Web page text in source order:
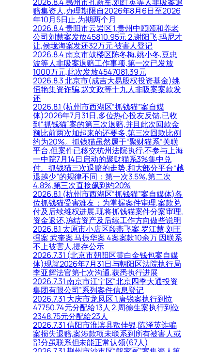
赔集资人,办理期限自2026年8月6日至2026
年10月5日止,为期两个月
2026.8.4 贵阳市云岩区 1.贵州中颐颐和养老
公司刘慧案发放45810.95元 2.谢阳飞,玛尼才
让,侯垅海案发还32万元 被害人登记
2026.8.4 南京市鼓楼区陈冬梅,姚小冬,豆忠
波等人非吸案退赔工作事项,第一次已发放
1000万元,此次发放4547081.39元
2026.8.3 北京市(成吉大易股权投资基金)姚
恒艳集资诈骗,赵文政等十九人非吸案案款发
还
2026.8.1 (杭州市西湖区“抓钱猫”案自媒
体)2026年7月31日,多位热心投友反馈,已收
到“抓钱猫”案的第三次退赔,并且此次回款金
额比前两次加起来的还要多,第三次回款比例
约为20%。抓钱猫虽然属于“聚财猫系”关联
平台,但案件已移交杭州法院执行,不参与上海
一中院7月14日启动的聚财猫系3%集中兑
付。抓钱猫三次退赔的走势,和大部分平台“越
退越少”的规律不同：第一次3.5%,第二次
4.8%,第三次直接飙到约20%
2026.8.1 (杭州市西湖区“抓钱猫”案自媒体)各
位抓钱猫受害难友：为掌握案件审理,案款兑
付及后续维权进展,现将抓钱猫案件分案审理,
资金返还,冻结资产及后续工作方向做些说明
2026.8.1 太原市小店区段燕飞案 罗江慧,刘王
强案 武奎案 马振华案 4案案款10余万 因联系
不上被害人,提存公示
2026.7.31 (北京市朝阳区黄白金钱包案自媒
体)现就2026年7月31日与朝阳区法院执行局
李亚辉法官第七次沟通,获悉执行进展
2026.7.31 南京市江宁区“北京四季大通投资
集团有限公司”系列案件信息登记
2026.7.31 大庆市龙凤区 1.唐锐案执行到位
47750.74元分配给13人 2.周德生案执行到位
2348.75元分配给23人
2026.7.31 信阳市淮滨县敖佳银,陈泽英诈骗
案损失退赔,案涉款项未联系到所有被害人或
部分虽联系但未能正常认领(67人)